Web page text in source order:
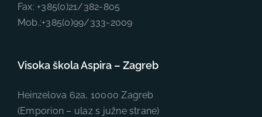
Fax: +385(0)21/382-805
Mob.:+385(0)99/333-2009
Visoka škola Aspira – Zagreb
Heinzelova 62a, 10000 Zagreb
(Emporion – ulaz s južne strane)